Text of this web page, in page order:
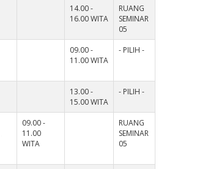
14.00 -
16.00 WITA
RUANG
SEMINAR
05
09.00 -
11.00 WITA
- PILIH -
13.00 -
15.00 WITA
- PILIH -
09.00 -
11.00
WITA
RUANG
SEMINAR
05